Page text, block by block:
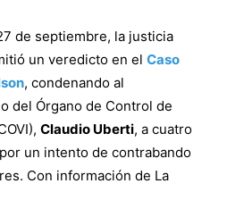
de septiembre, la justicia
un veredicto en el Caso
, condenando al
del Órgano de Control de
Claudio Uberti, a cuatro
un intento de contrabando
Con información de La